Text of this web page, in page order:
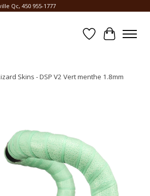
Qc, 450 955-1777
Liste dePanier
Skins - DSP V2 Vert menthe 1.8mm